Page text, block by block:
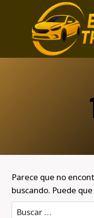
contenido
Parece que no
buscando. Puede
Buscar: